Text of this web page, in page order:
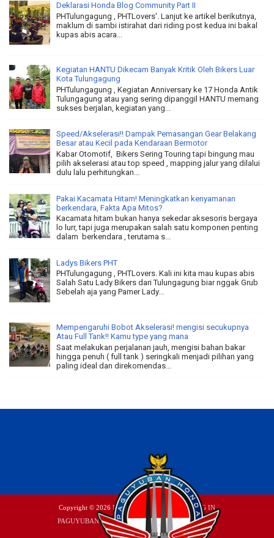
Deklarasi Honda Blog Community Part II
PHTulungagung , PHTLovers'. Lanjut ke artikel berikutnya,
maklum di sambi istirahat dari riding post kedua ini bakal
kupas abis acara...
Kegiatan HANTU Dikecam Banyak Kritik Oleh Bikers Luar
Kota Tulungagung
PHTulungagung , Kegiatan Anniversary ke 17 Honda Antik
Tulungagung atau yang sering dipanggil HANTU memang
sukses berjalan, kegiatan yang...
Speed/Akselerasi!! Dampak Pemasangan Gear Belakang
Besar atau Kecil pada Kendaraan Bermotor
Kabar Otomotif, Bikers Sering Touring tapi bingung mau
pilih akselerasi atau top speed , mapping jalur yang dilalui
dulu lalu perhitungkan...
Pakai Kacamata Hitam! Meningkatkan kenyamanan
berkendara, Fakta Apa Mitos?
Kacamata hitam bukan hanya sekedar aksesoris bergaya
lo lurr, tapi juga merupakan salah satu komponen penting
dalam berkendara , terutama s...
Ladys Bikers PHT
PHTulungagung , PHTLovers. Kali ini kita mau kupas abis
Salah Satu Lady Bikers dari Tulungagung biar nggak Grub
Sebelah aja yang Pamer Lady...
Mempengaruhi Bobot Akselerasi! mengisi secukupnya
Atau Full Tank!! Kamu type yang mana
Saat melakukan perjalanan jauh, mengisi bahan bakar
hingga penuh ( full tank ) seringkali menjadi pilihan yang
paling ideal dan direkomendas...
Copyright © 2026 P|H|Tulungagung | AccountLOG IN
PAGUYUBAN HONDA TULUNGAGUNG|YOUTUBE
INSTAGRAM